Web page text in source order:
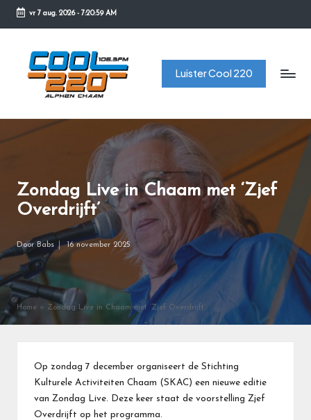
Ga
inhoud
vr 7 aug. 2026- 7:20:59 AM
C
o
l
2
0
Luister Cool 220
Zondag Live in Chaam met ‘Zjef
Overdrijft’
Geplaatst
door
DoorBabs 16 november 2025
Home » Zondag Live in Chaam met ‘Zjef Overdrijft’
Op zondag 7 december organiseert de Stichting
Kulturele Activiteiten Chaam (SKAC) een nieuwe editie
van Zondag Live. Deze keer staat de voorstelling Zjef
Overdrijft op het programma.